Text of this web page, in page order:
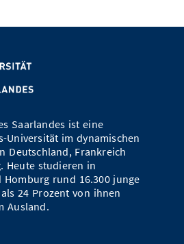
Saarlandes ist eine
Universität im dynamischen
Deutschland, Frankreich
Heute studieren in
Homburg rund 16.300 junge
24 Prozent von ihnen
Ausland.